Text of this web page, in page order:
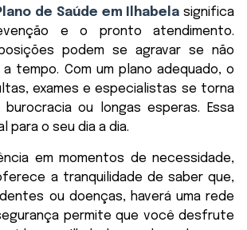
de Saúde em Ilhabela significa
e o pronto atendimento.
podem se agravar se não
tempo. Com um plano adequado, o
exames e especialistas se torna
ou longas esperas. Essa
para o seu dia a dia.
em momentos de necessidade,
a tranquilidade de saber que,
ou doenças, haverá uma rede
permite que você desfrute